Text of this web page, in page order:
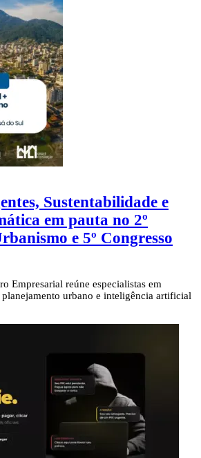
Sustentabilidade e
em pauta no 2º
e 5º Congresso
Empresarial reúne especialistas em
urbano e inteligência artificial